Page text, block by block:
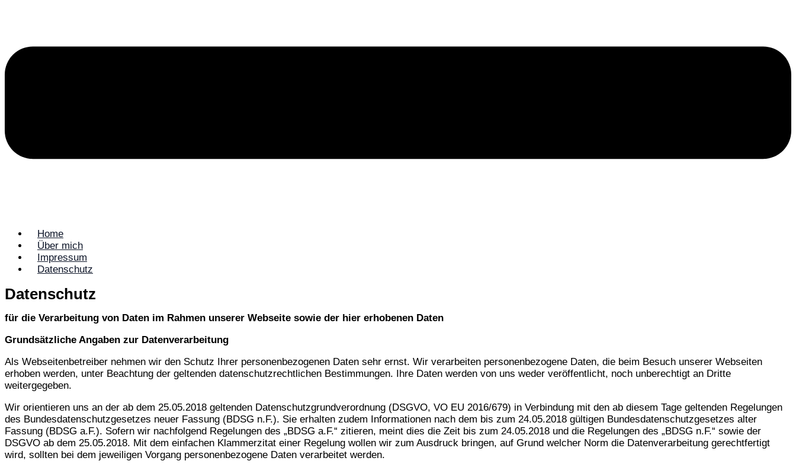
Home
Über mich
Impressum
Datenschutz
Datenschutz
für die Verarbeitung von Daten im Rahmen unserer Webseite sowie der hier erhobenen Daten
Grundsätzliche Angaben zur Datenverarbeitung
Als Webseitenbetreiber nehmen wir den Schutz Ihrer personenbezogenen Daten sehr ernst. Wir verarbeiten personenbezogene Daten, die beim Besuch unserer Webseiten
erhoben werden, unter Beachtung der geltenden datenschutzrechtlichen Bestimmungen. Ihre Daten werden von uns weder veröffentlicht, noch unberechtigt an Dritte
weitergegeben.
Wir orientieren uns an der ab dem 25.05.2018 geltenden Datenschutzgrundverordnung (DSGVO, VO EU 2016/679) in Verbindung mit den ab diesem Tage geltenden Regelungen
des Bundesdatenschutzgesetzes neuer Fassung (BDSG n.F.). Sie erhalten zudem Informationen nach dem bis zum 24.05.2018 gültigen Bundesdatenschutzgesetzes alter
Fassung (BDSG a.F.). Sofern wir nachfolgend Regelungen des „BDSG a.F.“ zitieren, meint dies die Zeit bis zum 24.05.2018 und die Regelungen des „BDSG n.F.“ sowie der
DSGVO ab dem 25.05.2018. Mit dem einfachen Klammerzitat einer Regelung wollen wir zum Ausdruck bringen, auf Grund welcher Norm die Datenverarbeitung gerechtfertigt
wird, sollten bei dem jeweiligen Vorgang personenbezogene Daten verarbeitet werden.